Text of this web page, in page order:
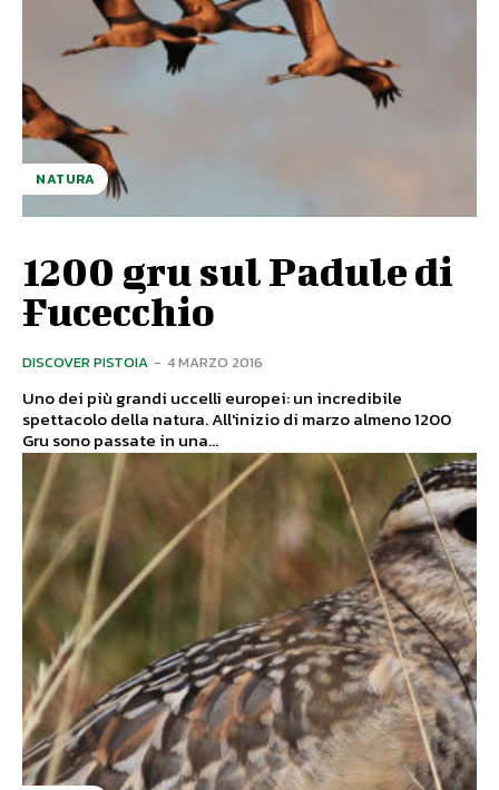
NATURA
1200 gru sul Padule di
Fucecchio
DISCOVER PISTOIA - 4 MARZO 2016
Uno dei più grandi uccelli europei: un incredibile
spettacolo della natura. All'inizio di marzo almeno 1200
Gru sono passate in una...